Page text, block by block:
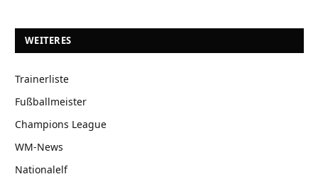
WEITERES
Trainerliste
Fußballmeister
Champions League
WM-News
Nationalelf